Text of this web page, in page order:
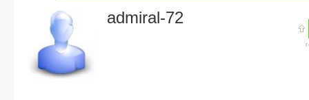
admiral-72